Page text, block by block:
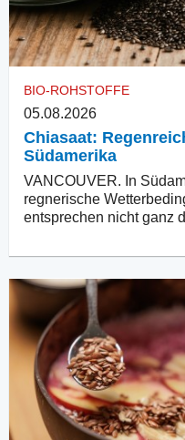
BIO-ROHSTOFFE
05.08.2026
Chiasaat:
Südamerika
VANCOUVER. In
regnerische
entsprechen nicht ganz